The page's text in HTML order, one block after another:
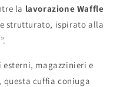
la lavorazione Waffle
strutturato, ispirato alla
magazzinieri e
cuffia coniuga